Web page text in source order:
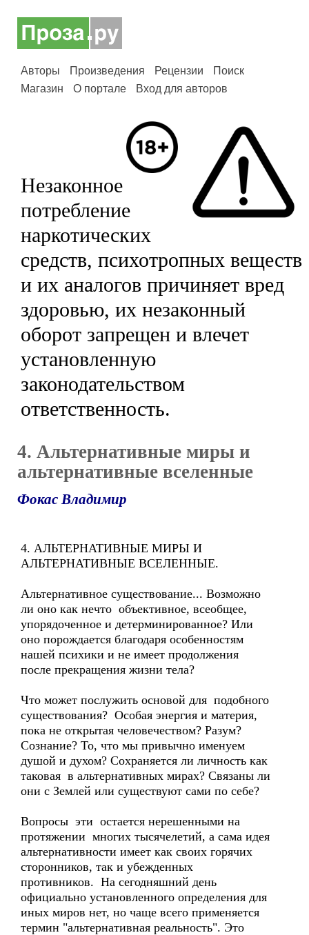
Авторы Произведения Рецензии
Поиск
Магазин
О портале Вход для авторов
Незаконное
потребление
наркотических
средств, психотропных веществ
и их аналогов причиняет вред
здоровью, их незаконный
оборот запрещен и влечет
установленную
законодательством
ответственность.
4. Альтернативные миры и
альтернативные вселенные
Фокас Владимир
4. АЛЬТЕРНАТИВНЫЕ МИРЫ И
АЛЬТЕРНАТИВНЫЕ ВСЕЛЕННЫЕ.
Альтернативное существование... Возможно
ли оно как нечто объективное, всеобщее,
упорядоченное и детерминированное? Или
оно порождается благодаря особенностям
нашей психики и не имеет продолжения
после прекращения жизни тела?
Что может послужить основой для подобного
существования? Особая энергия и материя,
пока не открытая человечеством? Разум?
Сознание? То, что мы привычно именуем
душой и духом? Сохраняется ли личность как
таковая в альтернативных мирах? Связаны ли
они с Землей или существуют сами по себе?
Вопросы эти остается нерешенными на
протяжении многих тысячелетий, а сама идея
альтернативности имеет как своих горячих
сторонников, так и убежденных
противников. На сегодняшний день
официально установленного определения для
иных миров нет, но чаще всего применяется
термин "альтернативная реальность". Это